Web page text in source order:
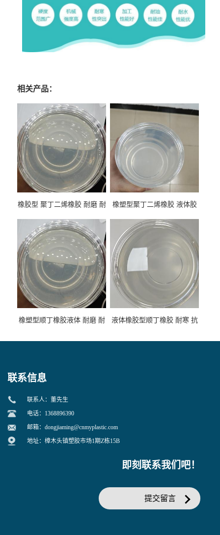
相关产品：
橡胶型 聚丁二烯橡胶 耐磨 耐
性
橡塑型聚丁二烯橡胶 液体胶
专用
橡塑型顺丁橡胶液体 耐磨 耐
液体橡胶型顺丁橡胶 耐寒 抗
联系信息
联系人：董先生
电话：1368896390
邮箱： dongjiaming@cnmyplastic.com
地址：樟木头镇塑胶市场1期Z栋15B
即刻联系我们吧！
提交留言